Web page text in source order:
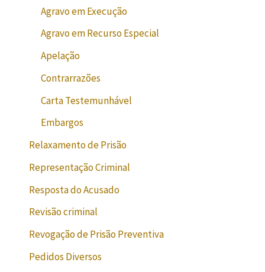
Agravo em Execução
Agravo em Recurso Especial
Apelação
Contrarrazões
Carta Testemunhável
Embargos
Relaxamento de Prisão
Representação Criminal
Resposta do Acusado
Revisão criminal
Revogação de Prisão Preventiva
Pedidos Diversos